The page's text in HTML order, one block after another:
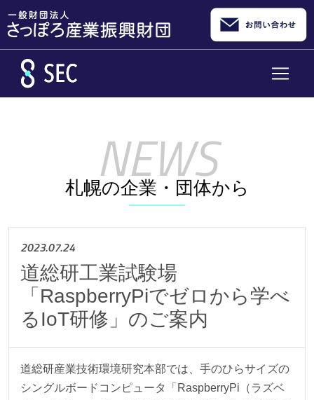
札幌の企業・団体から
2023.07.24
道総研工業試験場
「RaspberryPiでゼロから学べ
るIoT研修」のご案内
道総研産業技術環境研究本部では、手のひらサイズの
シングルボードコンピュータ「RaspberryPi（ラズベ